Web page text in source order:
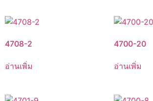
4708-2
อ่านเพิ่ม
4700-20
อ่านเพิ่ม